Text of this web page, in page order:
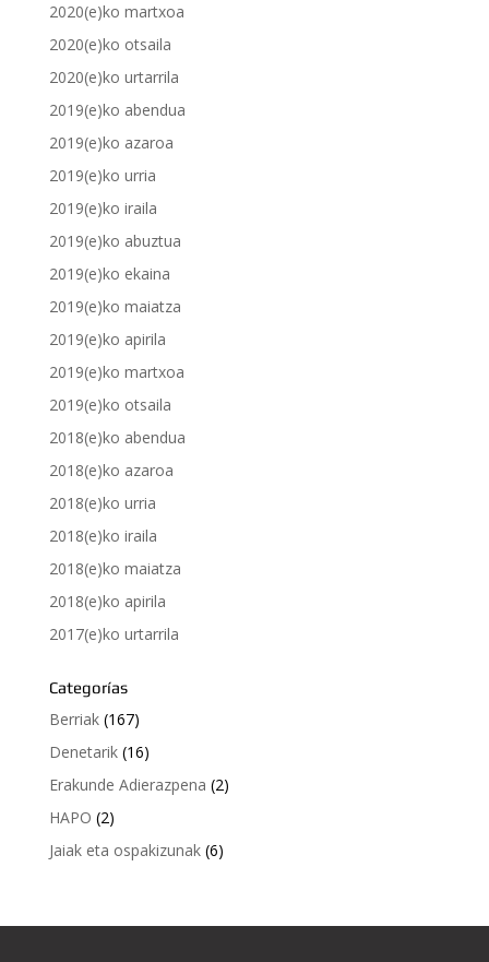
2020(e)ko martxoa
2020(e)ko otsaila
2020(e)ko urtarrila
2019(e)ko abendua
2019(e)ko azaroa
2019(e)ko urria
2019(e)ko iraila
2019(e)ko abuztua
2019(e)ko ekaina
2019(e)ko maiatza
2019(e)ko apirila
2019(e)ko martxoa
2019(e)ko otsaila
2018(e)ko abendua
2018(e)ko azaroa
2018(e)ko urria
2018(e)ko iraila
2018(e)ko maiatza
2018(e)ko apirila
2017(e)ko urtarrila
Categorías
Berriak(167)
Denetarik(16)
Erakunde Adierazpena (2)
HAPO (2)
Jaiak eta ospakizunak(6)